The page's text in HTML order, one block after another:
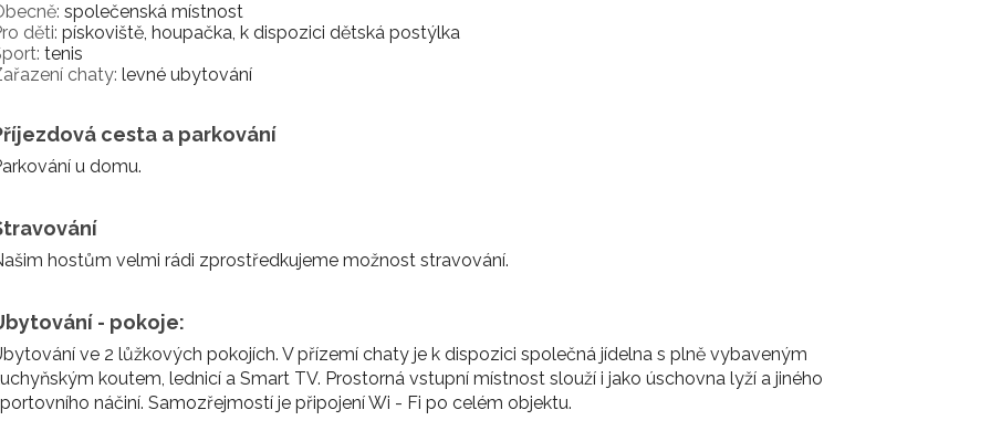
společenská místnost
děti: pískoviště, houpačka, k dispozici dětská postýlka
tenis
chaty: levné ubytování
cesta a parkování
u domu.
hostům velmi rádi zprostředkujeme možnost stravování.
- pokoje:
ve 2 lůžkových pokojích. V přízemí chaty je k dispozici společná jídelna s plně vybaveným
koutem, lednicí a Smart TV. Prostorná vstupní místnost slouží i jako úschovna lyží a jiného
náčiní. Samozřejmostí je připojení Wi - Fi po celém objektu.